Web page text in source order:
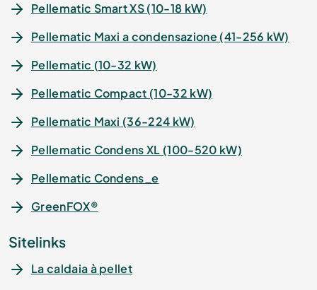
Pellematic Smart XS (10-18 kW)
Pellematic Maxi a condensazione (41-256 kW)
Pellematic (10-32 kW)
Pellematic Compact (10-32 kW)
Pellematic Maxi (36-224 kW)
Pellematic Condens XL (100-520 kW)
Pellematic Condens_e
GreenFOX®
Sitelinks
La caldaia à pellet